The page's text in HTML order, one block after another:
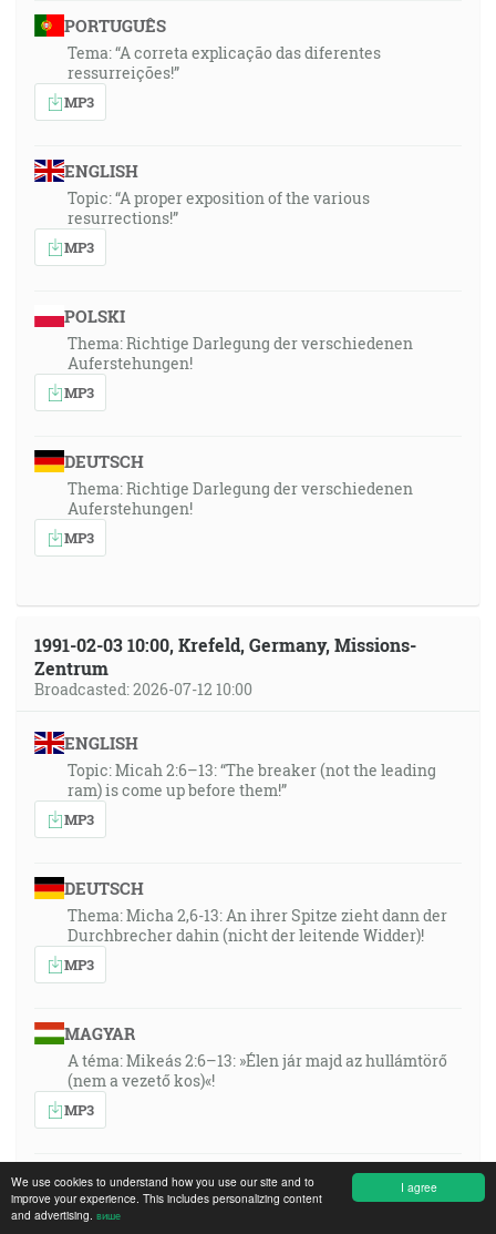
I agree
We use cookies to understand how you use our site and to
improve your experience. This includes personalizing content
and advertising. више
PORTUGUÊS
Tema: “A correta explicação das diferentes
ressurreições!”
MP3
ENGLISH
Topic: “A proper exposition of the various
resurrections!”
MP3
POLSKI
Thema: Richtige Darlegung der verschiedenen
Auferstehungen!
MP3
DEUTSCH
Thema: Richtige Darlegung der verschiedenen
Auferstehungen!
MP3
1991-02-03 10:00, Krefeld, Germany, Missions-
Zentrum
Broadcasted: 2026-07-12 10:00
ENGLISH
Topic: Micah 2:6–13: “The breaker (not the leading
ram) is come up before them!”
MP3
DEUTSCH
Thema: Micha 2,6-13: An ihrer Spitze zieht dann der
Durchbrecher dahin (nicht der leitende Widder)!
MP3
MAGYAR
A téma: Mikeás 2:6–13: »Élen jár majd az hullámtörő
(nem a vezető kos)«!
MP3
SRPSKOHRVATSKI
Thema: Micha 2,6-13: An ihrer Spitze zieht dann der
Durchbrecher dahin (nicht der leitende Widder)!